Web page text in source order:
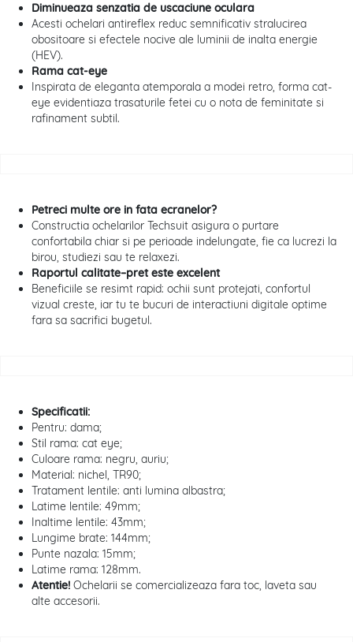
Diminueaza senzatia de uscaciune oculara
Acesti ochelari antireflex reduc semnificativ stralucirea
obositoare si efectele nocive ale luminii de inalta energie
(HEV).
Rama cat-eye
Inspirata de eleganta atemporala a modei retro, forma cat-
eye evidentiaza trasaturile fetei cu o nota de feminitate si
rafinament subtil.
Petreci multe ore in fata ecranelor?
Constructia ochelarilor Techsuit asigura o purtare
confortabila chiar si pe perioade indelungate, fie ca lucrezi la
birou, studiezi sau te relaxezi.
Raportul calitate–pret este excelent
Beneficiile se resimt rapid: ochii sunt protejati, confortul
vizual creste, iar tu te bucuri de interactiuni digitale optime
fara sa sacrifici bugetul.
Specificatii:
Pentru: dama;
Stil rama: cat eye;
Culoare rama: negru, auriu;
Material: nichel, TR90;
Tratament lentile: anti lumina albastra;
Latime lentile: 49mm;
Inaltime lentile: 43mm;
Lungime brate: 144mm;
Punte nazala: 15mm;
Latime rama: 128mm.
Atentie! Ochelarii se comercializeaza fara toc, laveta sau
alte accesorii.